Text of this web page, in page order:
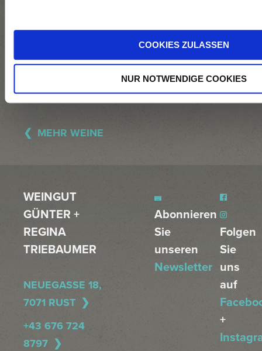
COOKIES ZULASSEN
NUR NOTWENDIGE COOKIES
über drei
MEHR WEINE
WEINGUT
GÜNTER +
REGINA
TRIEBAUMER
NEUEGASSE 18,
7071 RUST
+43 676 724
8797
Abonnieren
Sie
unseren
Newsletter
Folgen
Sie
uns
auf
+